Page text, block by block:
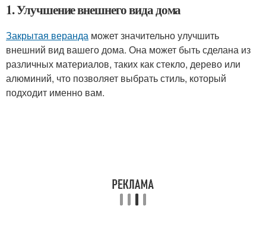
1. Улучшение внешнего вида дома
Закрытая веранда может значительно улучшить
внешний вид вашего дома. Она может быть сделана из
различных материалов, таких как стекло, дерево или
алюминий, что позволяет выбрать стиль, который
подходит именно вам.